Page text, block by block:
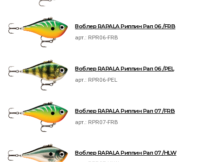
Воблер RAPALA Риппин Рап 06 /FRB
арт.: RPR06-FRB
Воблер RAPALA Риппин Рап 06 /PEL
арт.: RPR06-PEL
Воблер RAPALA Риппин Рап 07 /FRB
арт.: RPR07-FRB
Воблер RAPALA Риппин Рап 07 /HLW